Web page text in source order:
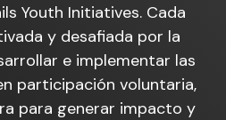
Youth Initiatives. Cada
y desafiada por la
e implementar las
participación voluntaria,
para generar impacto y